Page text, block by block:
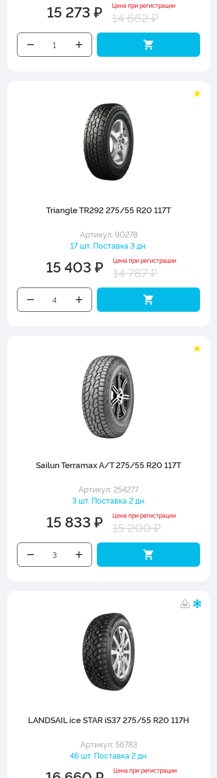
15 273 ₽ Цена при регистрации
14 662 ₽
Triangle TR292 275/55 R20 117T
Артикул: 90278
17 шт. Поставка 3 дн.
15 403 ₽ Цена при регистрации
14 787 ₽
Sailun Terramax A/T 275/55 R20 117T
Артикул: 254277
3 шт. Поставка 2 дн.
15 833 ₽ Цена при регистрации
15 200 ₽
LANDSAIL ice STAR iS37 275/55 R20 117H
Артикул: 56783
46 шт. Поставка 2 дн.
Цена при регистрации